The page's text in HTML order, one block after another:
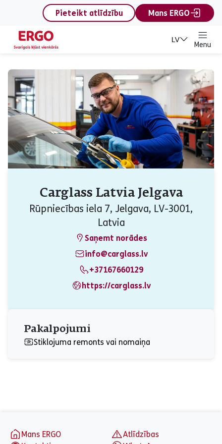
content
Pieteikt atlīdzību
Mans ERGO
LV
Menu
Carglass Latvia Jelgava
Rūpniecības iela 7, Jelgava, LV-3001,
Latvia
Saņemt norādes
info@carglass.lv
+37167660129
https://carglass.lv
Pakalpojumi
Stiklojuma remonts vai nomaiņa
Mans ERGO
Atlīdzības